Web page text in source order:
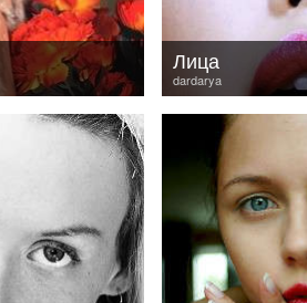
dardarya
Лица